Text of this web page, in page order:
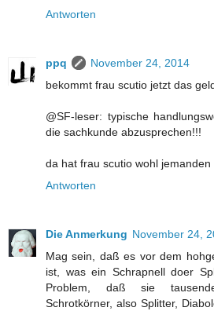
Antworten
ppq
November 24, 2014
bekommt frau scutio jetzt das
@SF-leser: typische
die sachkunde abzusprechen!!!
da hat frau scutio wohl
Antworten
Die Anmerkung November 24,
Mag sein, daß es vor dem
ist, was ein Schrapnell doer
Problem, daß sie
Schrotkörner, also Splitter,